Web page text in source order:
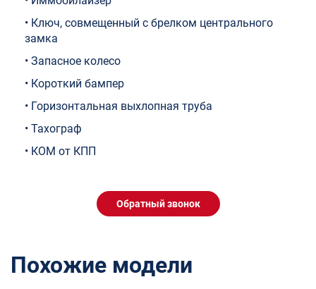
• Ключ, совмещенный с брелком центрального
замка
• Запасное колесо
• Короткий бампер
• Горизонтальная выхлопная труба
• Тахограф
• КОМ от КПП
Обратный звонок
Похожие модели